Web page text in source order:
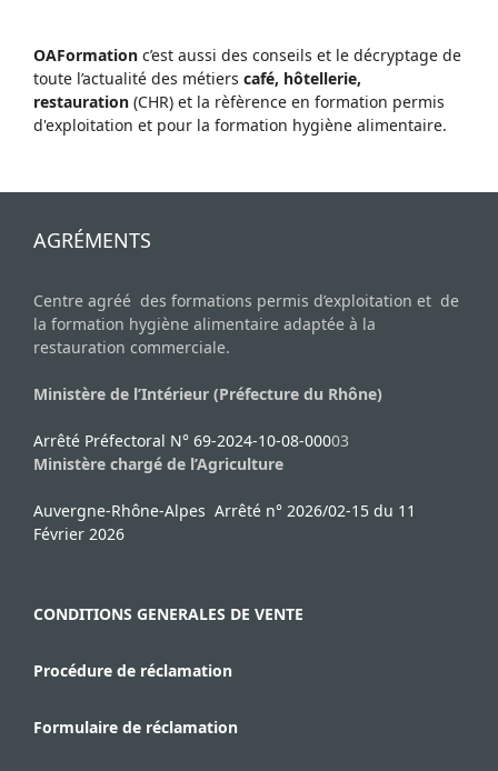
OAFormation c’est aussi des conseils et le décryptage de
toute l’actualité des métiers café, hôtellerie,
restauration (CHR) et la rèfèrence en formation permis
d'exploitation et pour la formation hygiène alimentaire.
AGRÉMENTS
Centre agréé des formations permis d’exploitation et de
la formation hygiène alimentaire adaptée à la
restauration commerciale.
Ministère de l’Intérieur (Préfecture du Rhône)
Arrêté Préfectoral N° 69-2024-10-08-00003
Ministère chargé de l’Agriculture
Auvergne-Rhône-Alpes Arrêté n° 2026/02-15 du 11
Février 2026
CONDITIONS GENERALES DE VENTE
Procédure de réclamation
Formulaire de réclamation